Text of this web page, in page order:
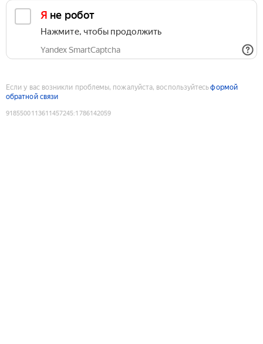
Я не робот
Нажмите, чтобы продолжить
Yandex SmartCaptcha
Если у вас возникли проблемы, пожалуйста, воспользуйтесьформой
обратной связи
9185500113611457245:1786142059